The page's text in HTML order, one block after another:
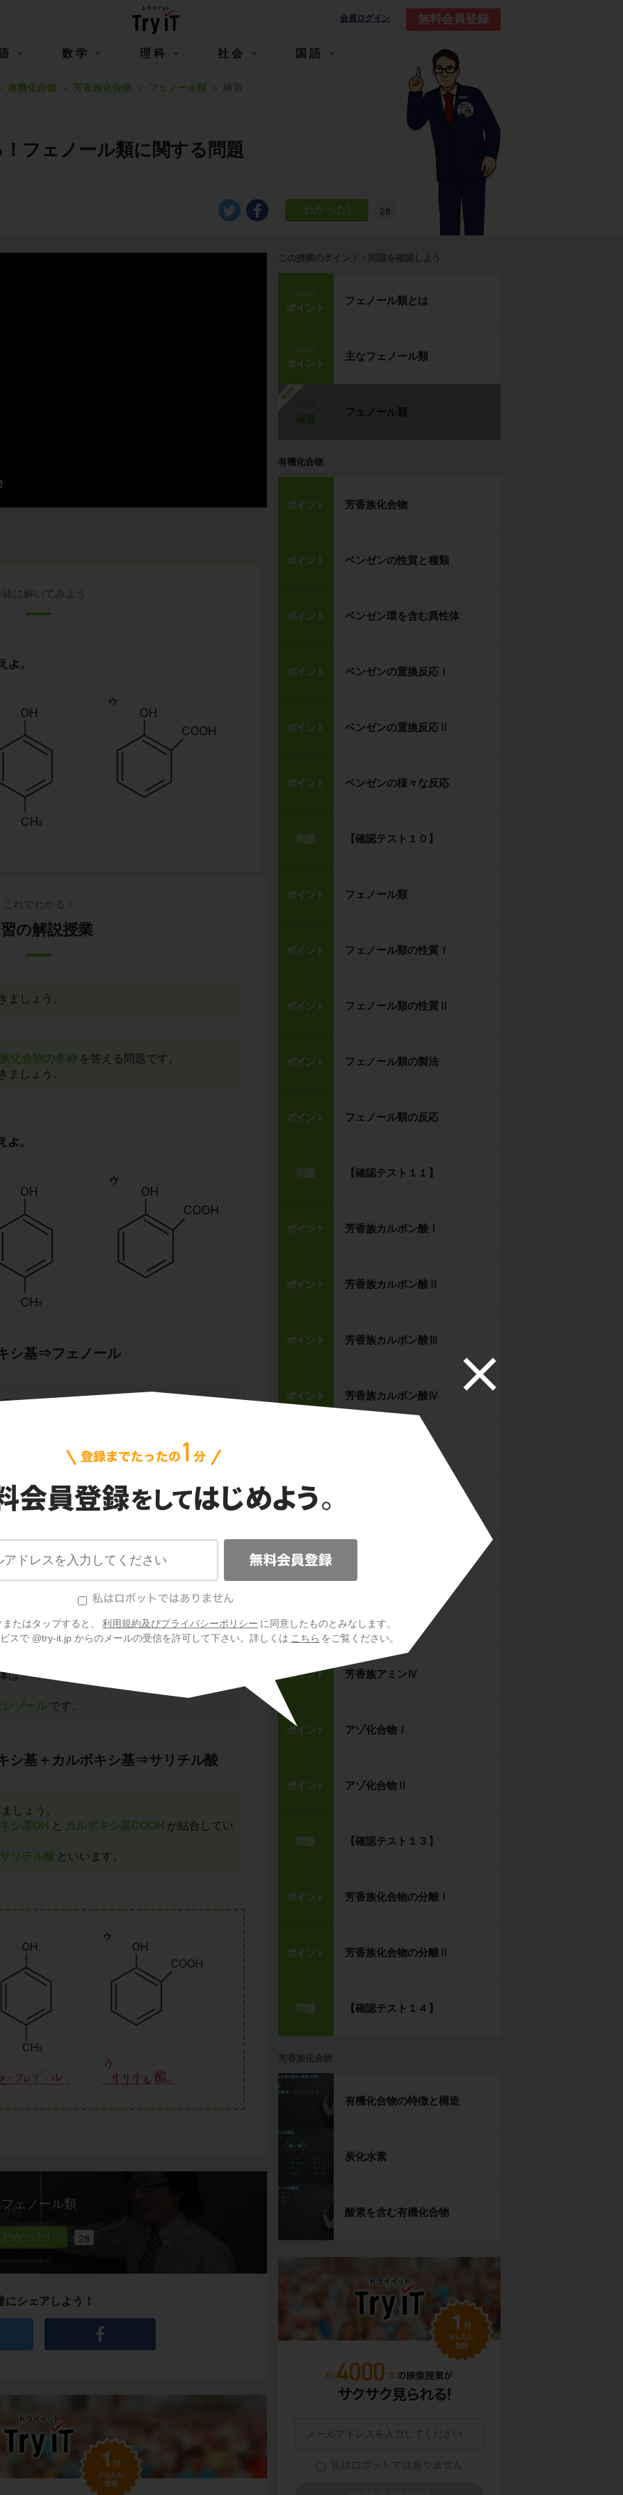
会員ログイン 無料会員登録
たはタップすると、 利用規約及びプライバシーポリシー に同意したものとみなします。
スで @try-it.jp からのメールの受信を許可して下さい。詳しくは こちら をご覧ください。
数学 理科 社会 国語
有機化合物 芳香族化合物 フェノール類 練習
フェノール類に関する問題
28
緒に解いてみよう
これでわかる！
の解説授業
ましょう。
化合物の名称 を答える問題です。
ましょう。
シ基⇒フェノール
ですよね。
シ基＋メチル基⇒クレゾール
シ基OHとメチル基CH 3が結合しています
クレゾールといいます。
ールには、 異性体 が存在するということで
は、オルト・メタ・パラ
レゾール です。
シ基＋カルボキシ基⇒サリチル酸
しょう。
シ基OH と カルボキシ基COOH が結合してい
サリチル酸 といいます。
フェノール類
28
にシェアしよう！
この授業のポイント・問題を確認しよう
step1
ポイント
フェノール類とは
step2
ポイント
主なフェノール類
勉強中
フェノール類
有機化合物
ポイント 芳香族化合物
ポイント ベンゼンの性質と種類
ポイント ベンゼン環を含む異性体
ポイント ベンゼンの置換反応Ⅰ
ポイント ベンゼンの置換反応Ⅱ
ポイント ベンゼンの様々な反応
問題 【確認テスト１０】
ポイント フェノール類
ポイント フェノール類の性質Ⅰ
ポイント フェノール類の性質Ⅱ
ポイント フェノール類の製法
ポイント フェノール類の反応
問題 【確認テスト１１】
ポイント 芳香族カルボン酸Ⅰ
ポイント 芳香族カルボン酸Ⅱ
ポイント 芳香族カルボン酸Ⅲ
ポイント 芳香族カルボン酸Ⅳ
【確認テスト１２】
ポイント
ポイント
ポイント 芳香族アミンⅢ
ポイント 芳香族アミンⅣ
ポイント アゾ化合物Ⅰ
ポイント アゾ化合物Ⅱ
問題 【確認テスト１３】
ポイント 芳香族化合物の分離Ⅰ
ポイント 芳香族化合物の分離Ⅱ
問題 【確認テスト１４】
芳香族化合物
有機化合物の特徴と構造
炭化水素
酸素を含む有機化合物